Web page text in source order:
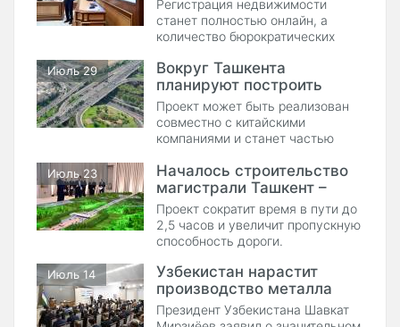
недвижимости
Регистрация недвижимости
станет полностью онлайн, а
количество бюрократических
Июль 29
Вокруг Ташкента
планируют построить
платную кольцевую
дорогу
Проект может быть реализован
совместно с китайскими
компаниями и станет частью
транспортной инфраструктуры
столицы.
Июль 23
Началось строительство
магистрали Ташкент –
Самарканд
Проект сократит время в пути до
2,5 часов и увеличит пропускную
способность дороги.
Июль 14
Узбекистан нарастит
производство металла
для крупных строек
Президент Узбекистана Шавкат